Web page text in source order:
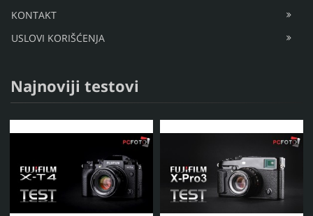
KONTAKT
USLOVI KORIŠĆENJA
Najnoviji testovi